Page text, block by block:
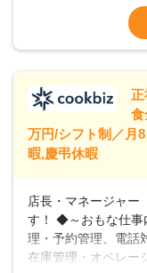
います。私たちは、
に合わせた柔軟な勤
います。
※残
※経
給
正
食
万円/シフト制／月
暇,慶弔休暇
店長・マネージャー
す！ ◆～おもな仕事
理・予約管理、電話
在庫管理・オペレー